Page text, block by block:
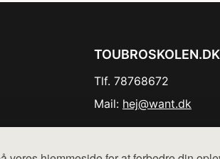
TOUBROSKOLEN.DK
Tlf. 78768672
Mail: hej@want.dk